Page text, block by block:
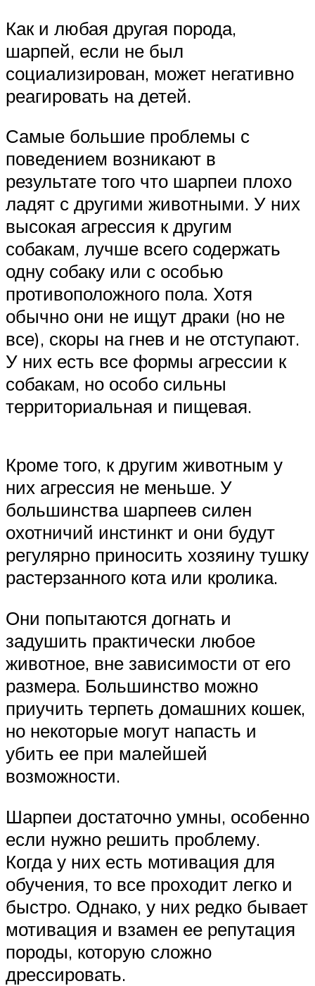
Как и любая другая порода,
шарпей, если не был
социализирован, может негативно
реагировать на детей.
Самые большие проблемы с
поведением возникают в
результате того что шарпеи плохо
ладят с другими животными. У них
высокая агрессия к другим
собакам, лучше всего содержать
одну собаку или с особью
противоположного пола. Хотя
обычно они не ищут драки (но не
все), скоры на гнев и не отступают.
У них есть все формы агрессии к
собакам, но особо сильны
территориальная и пищевая.
Кроме того, к другим животным у
них агрессия не меньше. У
большинства шарпеев силен
охотничий инстинкт и они будут
регулярно приносить хозяину тушку
растерзанного кота или кролика.
Они попытаются догнать и
задушить практически любое
животное, вне зависимости от его
размера. Большинство можно
приучить терпеть домашних кошек,
но некоторые могут напасть и
убить ее при малейшей
возможности.
Шарпеи достаточно умны, особенно
если нужно решить проблему.
Когда у них есть мотивация для
обучения, то все проходит легко и
быстро. Однако, у них редко бывает
мотивация и взамен ее репутация
породы, которую сложно
дрессировать.